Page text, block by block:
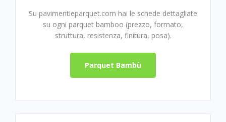
Su pavimentieparquet.com hai le schede dettagliate
su ogni parquet bamboo (prezzo, formato,
struttura, resistenza, finitura, posa).
Parquet Bambù